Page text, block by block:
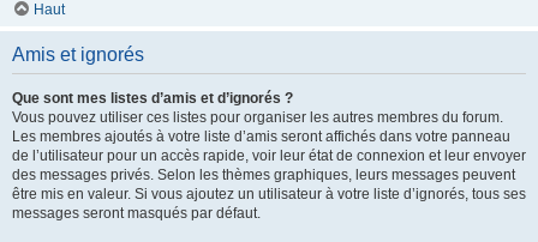
Haut
Amis et ignorés
Que sont mes listes d’amis et d’ignorés ?
Vous pouvez utiliser ces listes pour organiser les autres membres du forum.
Les membres ajoutés à votre liste d’amis seront affichés dans votre panneau
de l’utilisateur pour un accès rapide, voir leur état de connexion et leur envoyer
des messages privés. Selon les thèmes graphiques, leurs messages peuvent
être mis en valeur. Si vous ajoutez un utilisateur à votre liste d’ignorés, tous ses
messages seront masqués par défaut.